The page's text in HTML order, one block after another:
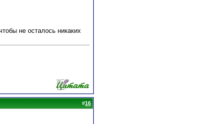
не осталось никаких
#16